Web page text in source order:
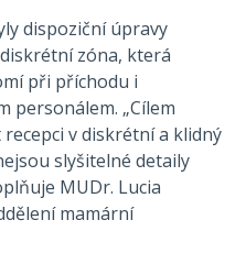
dispoziční úpravy
zóna, která
při příchodu i
personálem. „Cílem
v diskrétní a klidný
slyšitelné detaily
MUDr. Lucia
mamární